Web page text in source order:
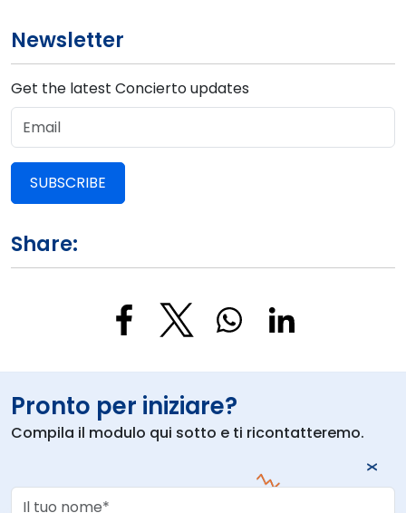
Newsletter
Get the latest Concierto updates
SUBSCRIBE
Share:
Pronto per iniziare?
Compila il modulo qui sotto e ti ricontatteremo.
Your Name